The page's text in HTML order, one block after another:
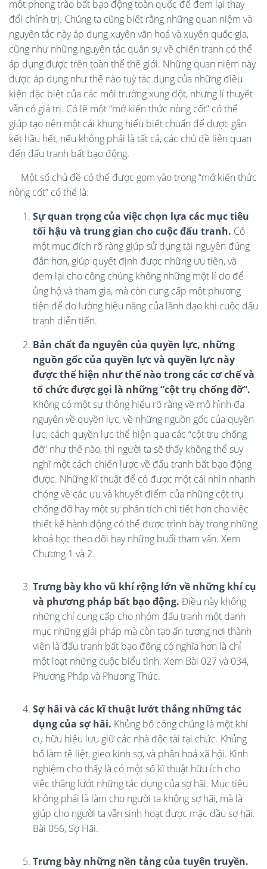
một phong trào bất bạo động toàn quốc để đem lại thay
đổi chính trị. Chúng ta cũng biết rằng những quan niệm và
nguyên tắc này áp dụng xuyên văn hoá và xuyên quốc gia,
cũng như những nguyên tắc quân sự về chiến tranh có thể
áp dụng được trên toàn thể thế giới. Những quan niệm này
được áp dụng như thế nào tuỳ tác dụng của những điều
kiện đặc biệt của các môi trường xung đột, nhưng lí thuyết
vẫn có giá trị. Có lẽ một “mớ kiến thức nòng cốt” có thể
giúp tạo nên một cái khung hiểu biết chuẩn để được gắn
kết hầu hết, nếu không phải là tất cả, các chủ đề liên quan
đến đấu tranh bất bạo động.
Một số chủ đề có thể được gom vào trong “mớ kiến thức
nòng cốt” có thể là:
Sự quan trọng của việc chọn lựa các mục tiêu
tối hậu và trung gian cho cuộc đấu tranh. Có
một mục đích rõ ràng giúp sử dụng tài nguyên đúng
đắn hơn, giúp quyết định được những ưu tiên, và
đem lại cho công chúng không những một lí do để
ủng hộ và tham gia, mà còn cung cấp một phương
tiện để đo lường hiệu năng của lãnh đạo khi cuộc đấu
tranh diễn tiến.
Bản chất đa nguyên của quyền lực, những
nguồn gốc của quyền lực và quyền lực này
được thể hiện như thế nào trong các cơ chế và
tổ chức được gọi là những “cột trụ chống đỡ”.
Không có một sự thông hiểu rõ ràng về mô hình đa
nguyên về quyền lực, về những nguồn gốc của quyền
lực, cách quyền lực thể hiện qua các “cột trụ chống
đỡ” như thế nào, thì người ta sẽ thấy không thể suy
nghĩ một cách chiến lược về đấu tranh bất bạo động
được. Những kĩ thuật để có được một cái nhìn nhanh
chóng về các ưu và khuyết điểm của những cột trụ
chống đỡ hay một sự phân tích chi tiết hơn cho việc
thiết kế hành động có thể được trình bày trong những
khoá học theo dõi hay những buổi tham vấn. Xem
Chương 1 và 2.
Trưng bày kho vũ khí rộng lớn về những khí cụ
và phương pháp bất bạo động. Điều này không
những chỉ cung cấp cho nhóm đấu tranh một danh
mục những giải pháp mà còn tạo ấn tượng nơi thành
viên là đấu tranh bất bạo động có nghĩa hơn là chỉ
một loạt những cuộc biểu tình. Xem Bài 027 và 034,
Phương Pháp và Phương Thức.
Sợ hãi và các kĩ thuật lướt thắng những tác
dụng của sợ hãi. Khủng bố công chúng là một khí
cụ hữu hiệu lưu giữ các nhà độc tài tại chức. Khủng
bố làm tê liệt, gieo kinh sợ, và phân hoá xã hội. Kinh
nghiệm cho thấy là có một số kĩ thuật hữu ích cho
việc thắng lướt những tác dụng của sợ hãi. Mục tiêu
không phải là làm cho người ta không sợ hãi, mà là
giúp cho người ta vẫn sinh hoạt được mặc dầu sợ hãi.
Bài 056, Sợ Hãi.
Trưng bày những nền tảng của tuyên truyền.